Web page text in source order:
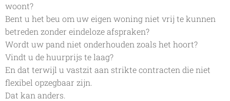
woont?
Bent u het beu om uw eigen woning niet vrij te kunnen
betreden zonder eindeloze afspraken?
Wordt uw pand niet onderhouden zoals het hoort?
Vindt u de huurprijs te laag?
En dat terwijl u vastzit aan strikte contracten die niet
flexibel opzegbaar zijn.
Dat kan anders.